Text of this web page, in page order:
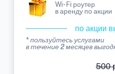
Wi-Fi роутер
в аренду по акции
по акции
* пользуйтесь услугами
в течение 2 месяцев
500